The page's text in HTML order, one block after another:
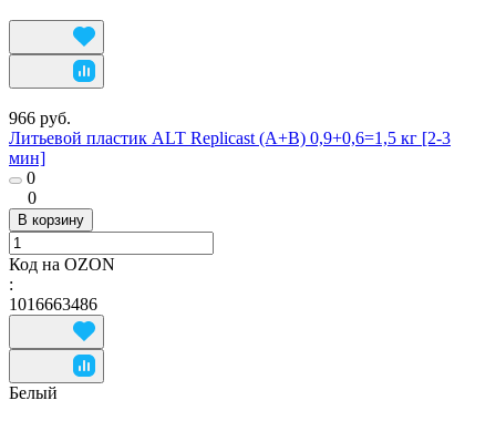
966 руб.
Литьевой пластик ALT Replicast (А+В) 0,9+0,6=1,5 кг [2-3
мин]
0
0
В корзину
Код на OZON
:
1016663486
Белый